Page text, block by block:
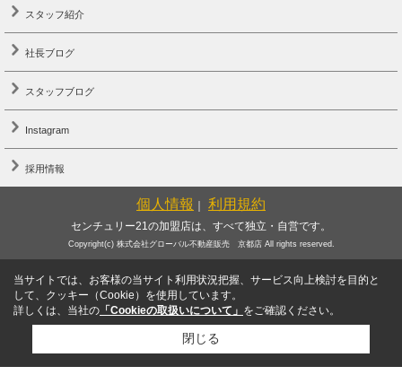
スタッフ紹介
社長ブログ
スタッフブログ
Instagram
採用情報
個人情報 利用規約
センチュリー21の加盟店は、すべて独立・自営です。
Copyright(c) 株式会社グローバル不動産販売 京都店 All rights reserved.
当サイトでは、お客様の当サイト利用状況把握、サービス向上検討を目的と
して、クッキー（Cookie）を使用しています。
詳しくは、当社の 「Cookieの取扱いについて」 をご確認ください。
閉じる